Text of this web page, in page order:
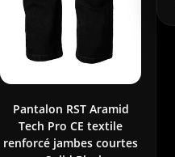
Pantalon RST Aramid
Tech Pro CE textile
renforcé jambes courtes